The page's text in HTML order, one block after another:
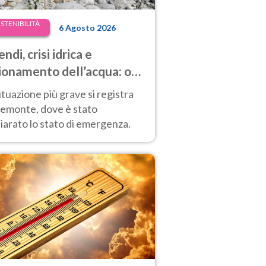
6 Agosto 2026
crisi idrica e
dell’acqua: ora
il Nord Italia è in
più grave si registra
dove è stato
lo stato di emergenza.